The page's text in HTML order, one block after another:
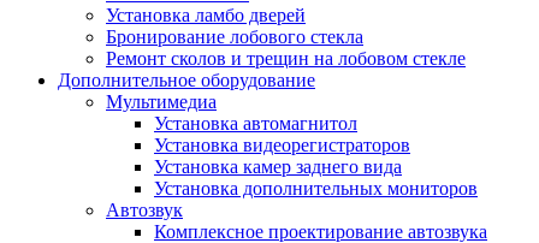
Установка ламбо дверей
Бронирование лобового стекла
Ремонт сколов и трещин на лобовом стекле
Дополнительное оборудование
Мультимедиа
Установка автомагнитол
Установка видеорегистраторов
Установка камер заднего вида
Установка дополнительных мониторов
Автозвук
Комплексное проектирование автозвука